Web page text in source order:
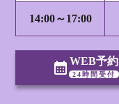
14:00～17:00
calendar_month WEB予約
24時間受付